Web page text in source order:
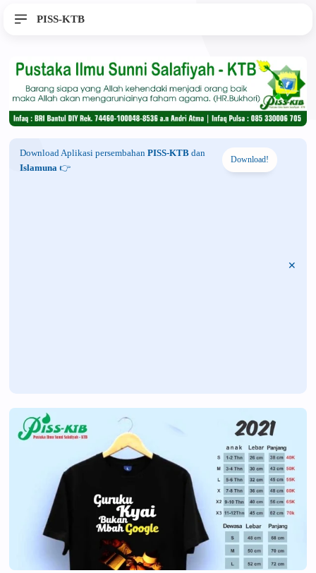
PISS-KTB
Download Aplikasi persembahan PISS-KTB dan
Islamuna 👉
Download!